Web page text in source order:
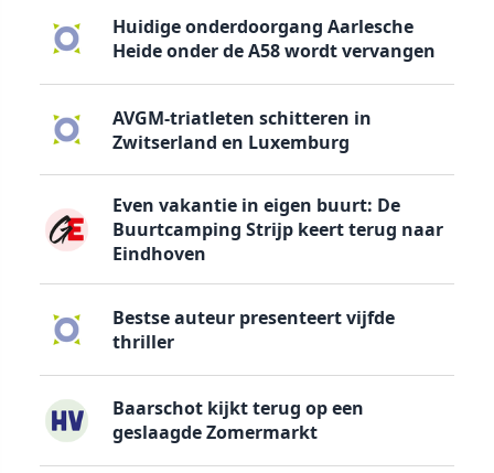
Huidige onderdoorgang Aarlesche
Heide onder de A58 wordt vervangen
AVGM-triatleten schitteren in
Zwitserland en Luxemburg
Even vakantie in eigen buurt: De
Buurtcamping Strijp keert terug naar
Eindhoven
Bestse auteur presenteert vijfde
thriller
Baarschot kijkt terug op een
geslaagde Zomermarkt